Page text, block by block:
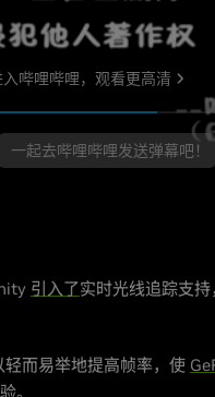
引入了实时光线追踪支
而易举地提高帧率，使
。